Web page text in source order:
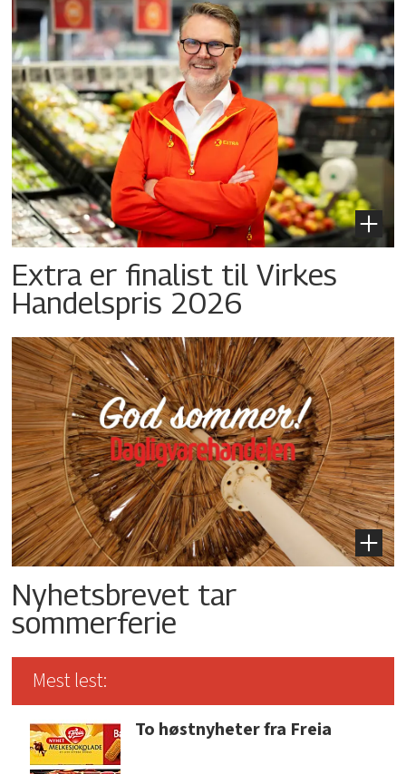
Extra er finalist til Virkes
Handelspris 2026
Nyhetsbrevet tar
sommerferie
Mest lest:
To høstnyheter fra Freia